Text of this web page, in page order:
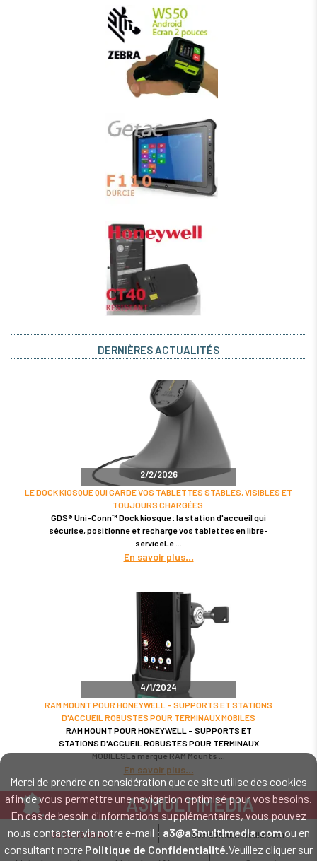
Merci de prendre en considération que ce site utilise des cookies
afin de vous permettre une navigation optimisé pour vos besoins.
En cas de besoin d'informations supplémentaires, vous pouvez
nous contacter via notre e-mail : a3@a3multimedia.comou en
consultant notre Politique de Confidentialité.Veuillez cliquer sur
DERNIÈRES ACTUALITÉS
2/2/2026
LE DOCK KIOSQUE QUI GARDE VOS TABLETTES STABLES, VISIBLES ET
TOUJOURS CHARGÉES.
GDS® Uni-Conn™ Dock kiosque : la station d'accueil qui
sécurise, positionne et recharge vos tablettes en libre-
serviceLe
En savoir plus
4/1/2024
RAM MOUNT POUR HONEYWELL – SUPPORTS ET STATIONS
D'ACCUEIL ROBUSTES POUR TERMINAUX MOBILES
RAM MOUNT POUR HONEYWELL – SUPPORTS ET
STATIONS D'ACCUEIL ROBUSTES POUR TERMINAUX
MOBILESLa marque RAM Mounts
En savoir plus
A3MULTIMEDIA
LE SPÉCIALISTE MATÉRIEL ET LOGICIEL CODE BARRE
Intervention sur tout le territoire : Cholet - Nantes - Angers - Rennes - Le
Mans - Bordeaux - Paris - Lille - Brest - Toulouse - Marseille - Poitiers -
02 52 45 00 20 a3@a3multimedia.com